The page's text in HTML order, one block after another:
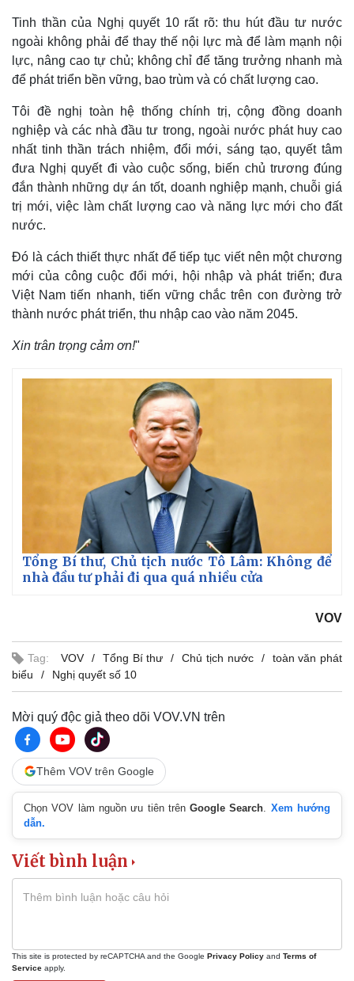
Dinh dưỡng - món ngon
Cây thuốc
Sản phụ khoa
Nhi khoa
Làm đẹp - giảm cân
Phòng mạch online
Ăn sạch sống khỏe
Nhà đẹp
Blog
Tình yêu - Gia đình
Tinh thần của Nghị quyết 10 rất rõ: thu hút đầu tư nước
ngoài không phải để thay thế nội lực mà để làm mạnh nội
lực, nâng cao tự chủ; không chỉ để tăng trưởng nhanh mà
để phát triển bền vững, bao trùm và có chất lượng cao.
Tôi đề nghị toàn hệ thống chính trị, cộng đồng doanh
nghiệp và các nhà đầu tư trong, ngoài nước phát huy cao
nhất tinh thần trách nhiệm, đổi mới, sáng tạo, quyết tâm
đưa Nghị quyết đi vào cuộc sống, biến chủ trương đúng
đắn thành những dự án tốt, doanh nghiệp mạnh, chuỗi giá
trị mới, việc làm chất lượng cao và năng lực mới cho đất
nước.
Đó là cách thiết thực nhất để tiếp tục viết nên một chương
mới của công cuộc đổi mới, hội nhập và phát triển; đưa
Việt Nam tiến nhanh, tiến vững chắc trên con đường trở
thành nước phát triển, thu nhập cao vào năm 2045.
Xin trân trọng cảm ơn!"
Tổng Bí thư, Chủ tịch nước Tô Lâm: Không để
nhà đầu tư phải đi qua quá nhiều cửa
VOV
Tag: VOV Tổng Bí thư Chủ tịch nước
toàn văn phát
biểu
Nghị quyết số 10
Mời quý độc giả theo dõi VOV.VN trên
Thêm VOV trên Google
Chọn VOV làm nguồn ưu tiên trênGoogle Search
Xem hướng
dẫn.
Viết bình luận
This site is protected by reCAPTCHA and the Google Privacy Policy and Terms of
Service apply.